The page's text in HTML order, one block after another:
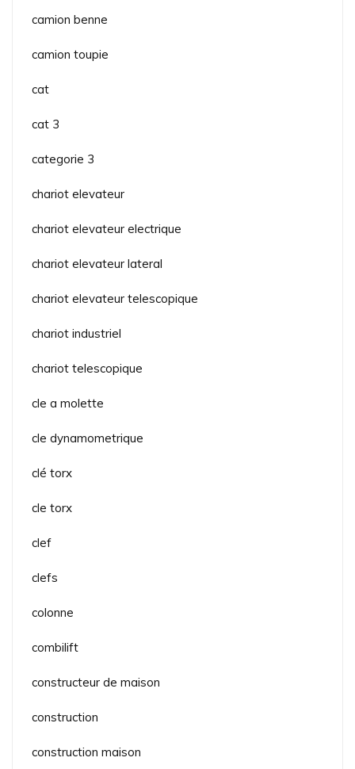
camion benne
camion toupie
cat
cat 3
categorie 3
chariot elevateur
chariot elevateur electrique
chariot elevateur lateral
chariot elevateur telescopique
chariot industriel
chariot telescopique
cle a molette
cle dynamometrique
clé torx
cle torx
clef
clefs
colonne
combilift
constructeur de maison
construction
construction maison